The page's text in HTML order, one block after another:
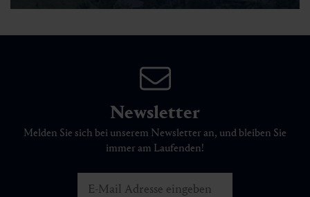
Newsletter
Melden Sie sich bei unserem Newsletter an, und bleiben Sie
immer am Laufenden!